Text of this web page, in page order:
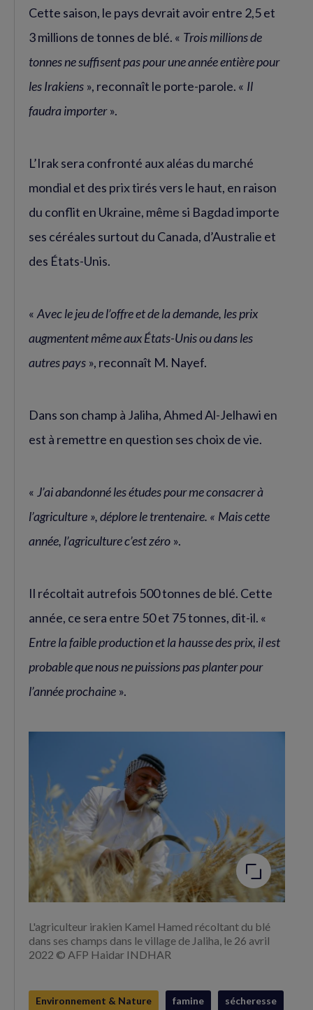
Cette saison, le pays devrait avoir entre 2,5 et
3 millions de tonnes de blé. « Trois millions de
tonnes ne suffisent pas pour une année entière pour
les Irakiens », reconnaît le porte-parole. « Il
faudra importer».
L’Irak sera confronté aux aléas du marché
mondial et des prix tirés vers le haut, en raison
du conflit en Ukraine, même si Bagdad importe
ses céréales surtout du Canada, d’Australie et
des États-Unis.
« Avec le jeu de l’offre et de la demande, les prix
augmentent même aux États-Unis ou dans les
autres pays », reconnaît M. Nayef.
Dans son champ à Jaliha, Ahmed Al-Jelhawi en
est à remettre en question ses choix de vie.
« J’ai abandonné les études pour me consacrer à
l’agriculture », déplore le trentenaire. « Mais cette
année, l’agriculture c’est zéro ».
Il récoltait autrefois 500 tonnes de blé. Cette
année, ce sera entre 50 et 75 tonnes, dit-il. «
Entre la faible production et la hausse des prix, il est
probable que nous ne puissions pas planter pour
l’année prochaine ».
Agrandir
l'image
L'agriculteur irakien Kamel Hamed récoltant du blé
dans ses champs dans le village de Jaliha, le 26 avril
2022 © AFP Haidar INDHAR
Environnement & Nature famine sécheresse